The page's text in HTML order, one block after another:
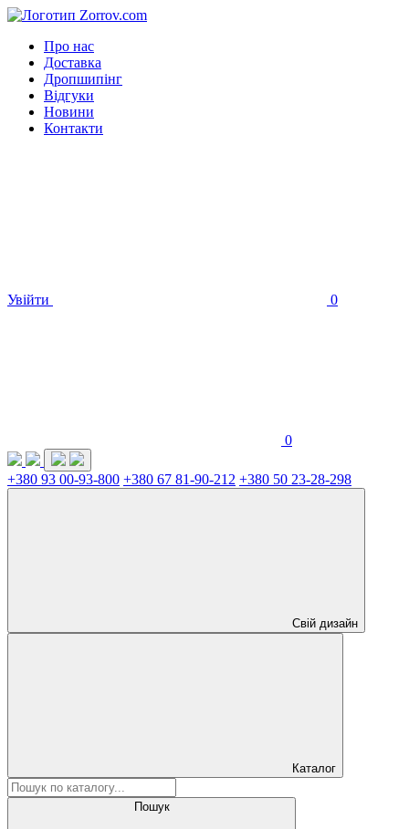
Про нас
Доставка
Дропшипінг
Відгуки
Новини
Контакти
Увійти 0
0
+380 93 00-93-800 +380 67 81-90-212 +380 50 23-28-298
Свій дизайн
Каталог
Пошук